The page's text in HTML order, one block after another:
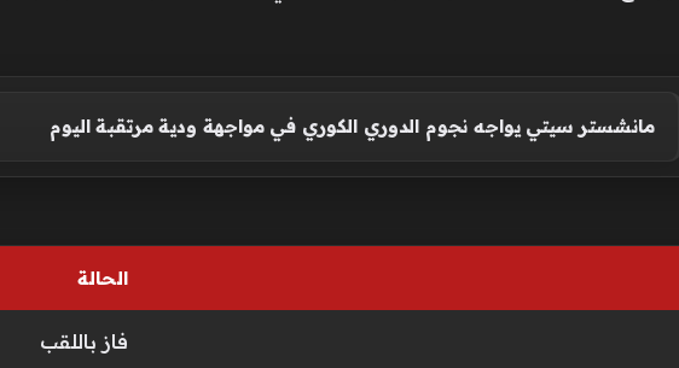
مانشستر سيتي يواجه نجوم الدوري الكوري في مواجهة ودية مرتقبة اليوم
الحالة
فاز باللقب